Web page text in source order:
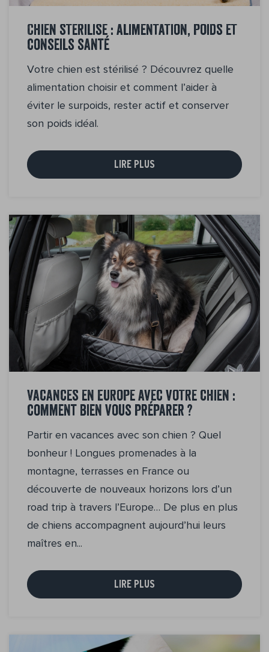
Chien stérilisé : alimentation, poids et
conseils santé
Votre chien est stérilisé ? Découvrez quelle
alimentation choisir et comment l’aider à
éviter le surpoids, rester actif et conserver
son poids idéal.
LIRE PLUS
Vacances en Europe avec votre chien :
comment bien vous préparer ?
Partir en vacances avec son chien ? Quel
bonheur ! Longues promenades à la
montagne, terrasses en France ou
découverte de nouveaux horizons lors d’un
road trip à travers l’Europe… De plus en plus
de chiens accompagnent aujourd’hui leurs
maîtres en...
LIRE PLUS